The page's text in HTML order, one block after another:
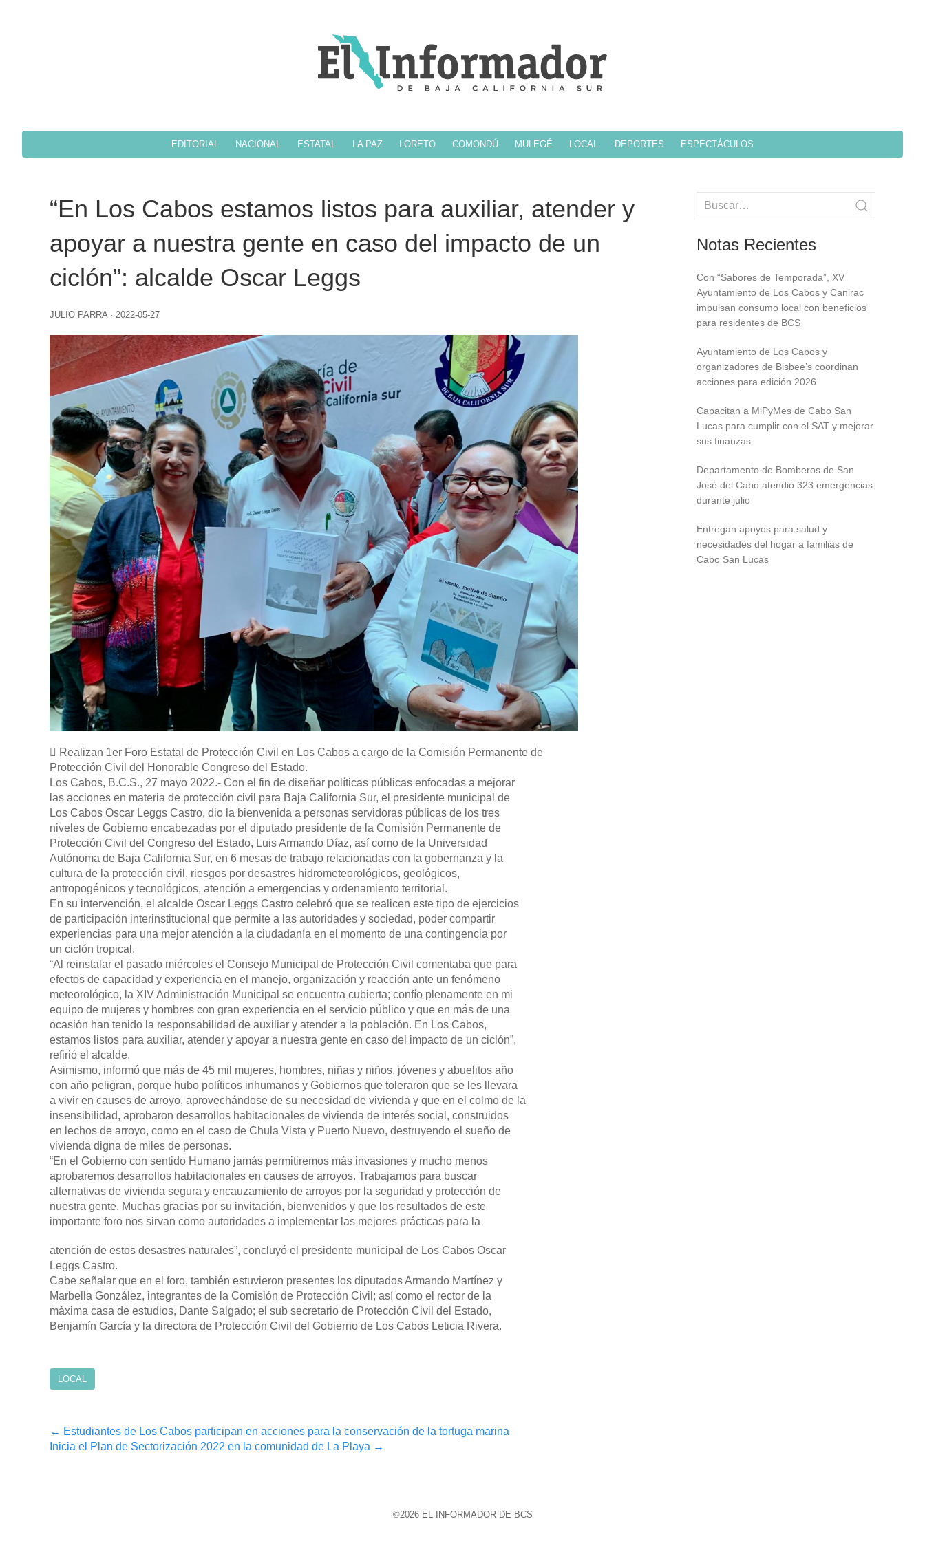
EDITORIAL NACIONAL ESTATAL LA PAZ LORETO COMONDÚ MULEGÉ LOCAL DEPORTES ESPECTÁCULOS
“En Los Cabos estamos listos para auxiliar, atender y
apoyar a nuestra gente en caso del impacto de un
ciclón”: alcalde Oscar Leggs
JULIO PARRA · 2022-05-27
 Realizan 1er Foro Estatal de Protección Civil en Los Cabos a cargo de la Comisión Permanente de
Protección Civil del Honorable Congreso del Estado.
Los Cabos, B.C.S., 27 mayo 2022.- Con el fin de diseñar políticas públicas enfocadas a mejorar
las acciones en materia de protección civil para Baja California Sur, el presidente municipal de
Los Cabos Oscar Leggs Castro, dio la bienvenida a personas servidoras públicas de los tres
niveles de Gobierno encabezadas por el diputado presidente de la Comisión Permanente de
Protección Civil del Congreso del Estado, Luis Armando Díaz, así como de la Universidad
Autónoma de Baja California Sur, en 6 mesas de trabajo relacionadas con la gobernanza y la
cultura de la protección civil, riesgos por desastres hidrometeorológicos, geológicos,
antropogénicos y tecnológicos, atención a emergencias y ordenamiento territorial.
En su intervención, el alcalde Oscar Leggs Castro celebró que se realicen este tipo de ejercicios
de participación interinstitucional que permite a las autoridades y sociedad, poder compartir
experiencias para una mejor atención a la ciudadanía en el momento de una contingencia por
un ciclón tropical.
“Al reinstalar el pasado miércoles el Consejo Municipal de Protección Civil comentaba que para
efectos de capacidad y experiencia en el manejo, organización y reacción ante un fenómeno
meteorológico, la XIV Administración Municipal se encuentra cubierta; confío plenamente en mi
equipo de mujeres y hombres con gran experiencia en el servicio público y que en más de una
ocasión han tenido la responsabilidad de auxiliar y atender a la población. En Los Cabos,
estamos listos para auxiliar, atender y apoyar a nuestra gente en caso del impacto de un ciclón”,
refirió el alcalde.
Asimismo, informó que más de 45 mil mujeres, hombres, niñas y niños, jóvenes y abuelitos año
con año peligran, porque hubo políticos inhumanos y Gobiernos que toleraron que se les llevara
a vivir en causes de arroyo, aprovechándose de su necesidad de vivienda y que en el colmo de la
insensibilidad, aprobaron desarrollos habitacionales de vivienda de interés social, construidos
en lechos de arroyo, como en el caso de Chula Vista y Puerto Nuevo, destruyendo el sueño de
vivienda digna de miles de personas.
“En el Gobierno con sentido Humano jamás permitiremos más invasiones y mucho menos
aprobaremos desarrollos habitacionales en causes de arroyos. Trabajamos para buscar
alternativas de vivienda segura y encauzamiento de arroyos por la seguridad y protección de
nuestra gente. Muchas gracias por su invitación, bienvenidos y que los resultados de este
importante foro nos sirvan como autoridades a implementar las mejores prácticas para la
atención de estos desastres naturales”, concluyó el presidente municipal de Los Cabos Oscar
Leggs Castro.
Cabe señalar que en el foro, también estuvieron presentes los diputados Armando Martínez y
Marbella González, integrantes de la Comisión de Protección Civil; así como el rector de la
máxima casa de estudios, Dante Salgado; el sub secretario de Protección Civil del Estado,
Benjamín García y la directora de Protección Civil del Gobierno de Los Cabos Leticia Rivera.
LOCAL
Post
← Estudiantes de Los Cabos participan en acciones para la conservación de la tortuga marina
Inicia el Plan de Sectorización 2022 en la comunidad de La Playa →
Notas Recientes
Con “Sabores de Temporada”, XV
Ayuntamiento de Los Cabos y Canirac
impulsan consumo local con beneficios
para residentes de BCS
Ayuntamiento de Los Cabos y
organizadores de Bisbee’s coordinan
acciones para edición 2026
Capacitan a MiPyMes de Cabo San
Lucas para cumplir con el SAT y mejorar
sus finanzas
Departamento de Bomberos de San
José del Cabo atendió 323 emergencias
durante julio
Entregan apoyos para salud y
necesidades del hogar a familias de
Cabo San Lucas
©2026 EL INFORMADOR DE BCS